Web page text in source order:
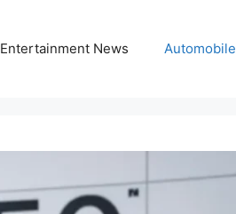
Entertainment News Automobile